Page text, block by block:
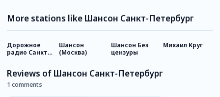
More stations like Шансон Санкт-Петербург
Дорожное
радио Санкт-
Шансон
(Москва)
Шансон Без
цензуры
Михаил Круг
Reviews of Шансон Санкт-Петербург
1 comments